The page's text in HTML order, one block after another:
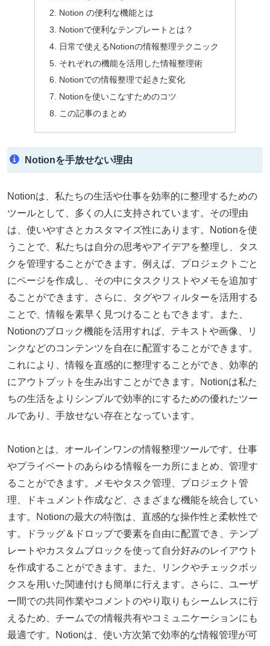
Notion の便利な機能とは
Notionで便利なテンプレートとは？
日常で使えるNotionの情報整理テクニック
それぞれの機能を活用した情報整理術
Notionでの情報整理で起きた変化
Notionを使いこなすためのコツ
この記事のまとめ
Notionを手放せない理由
Notionは、私たちの生活や仕事を効率的に整理するための
ツールとして、多くの人に支持されています。その理由
は、使いやすさとカスタマイズ性にあります。Notionを使
うことで、私たちは自分の思考やアイデアを整理し、タス
クを管理することができます。例えば、プロジェクトごと
にページを作成し、その中にタスクリストやメモを追加す
ることができます。さらに、タグやフィルターを活用する
ことで、情報を素早く見つけることもできます。また、
Notionのブロック機能を活用すれば、テキストや画像、リ
ンクなどのコンテンツを自在に配置することができます。
これにより、情報を直感的に整理することができ、効率的
にアウトプットを生み出すことができます。Notionは私た
ちの生活をよりシンプルで効率的にするための優れたツー
ルであり、手放せない存在となっています。
Notionとは、オールインワンの情報整理ツールです。仕事
やプライベートのあらゆる情報を一カ所にまとめ、管理す
ることができます。メモやタスク管理、プロジェクト管
理、ドキュメント作成など、さまざまな機能を統合してい
ます。Notionの最大の特徴は、直感的な操作性と柔軟性で
す。ドラッグ＆ドロップで要素を自由に配置でき、テンプ
レートやカスタムブロックを使って自分好みのレイアウト
を作成することができます。また、リンクやチェックボッ
クスを用いた関連付けも簡単に行えます。さらに、ユーザ
ー間での共同作業やコメントのやり取りもシームレスに行
えるため、チームでの情報共有やコミュニケーションにも
最適です。Notionは、使い方次第で効率的な情報管理が可